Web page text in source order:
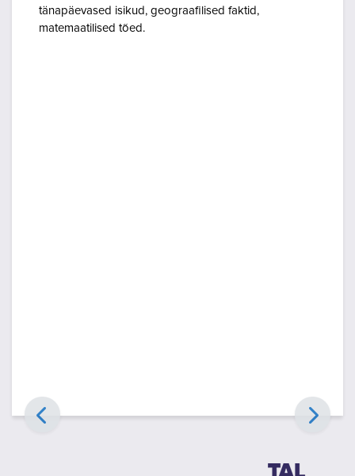
tänapäevased isikud, geograafilised faktid,
matemaatilised tõed.